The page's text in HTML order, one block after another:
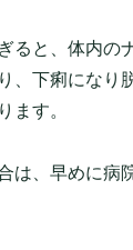
ると、体内の
、下痢になり
ます。
は、早めに病